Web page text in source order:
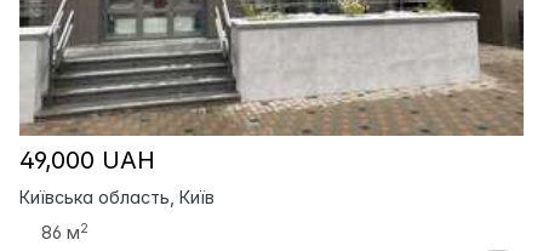
49,000 UAH
Київська область, Київ
86 м2